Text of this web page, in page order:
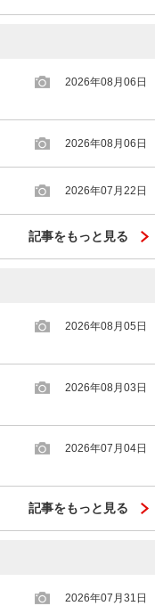
2026年08月06日
2026年08月06日
2026年07月22日
記事をもっと見る
2026年08月05日
2026年08月03日
2026年07月04日
記事をもっと見る
2026年07月31日